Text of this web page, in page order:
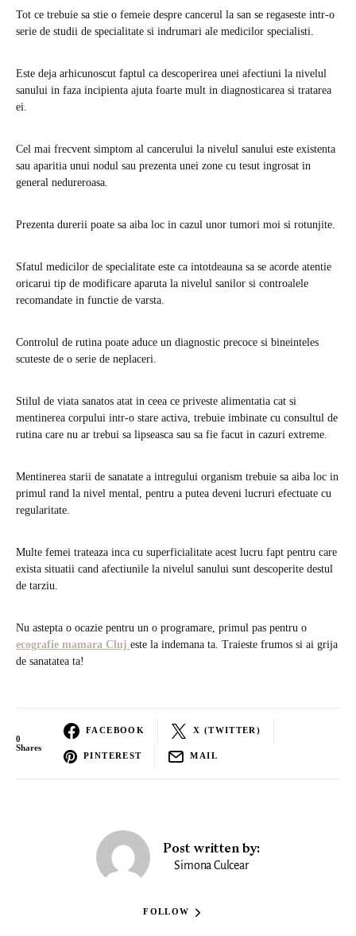
Tot ce trebuie sa stie o femeie despre cancerul la san se regaseste intr-o
serie de studii de specialitate si indrumari ale medicilor specialisti.
Este deja arhicunoscut faptul ca descoperirea unei afectiuni la nivelul
sanului in faza incipienta ajuta foarte mult in diagnosticarea si tratarea
ei.
Cel mai frecvent simptom al cancerului la nivelul sanului este existenta
sau aparitia unui nodul sau prezenta unei zone cu tesut ingrosat in
general nedureroasa.
Prezenta durerii poate sa aiba loc in cazul unor tumori moi si rotunjite.
Sfatul medicilor de specialitate este ca intotdeauna sa se acorde atentie
oricarui tip de modificare aparuta la nivelul sanilor si controalele
recomandate in functie de varsta.
Controlul de rutina poate aduce un diagnostic precoce si bineinteles
scuteste de o serie de neplaceri.
Stilul de viata sanatos atat in ceea ce priveste alimentatia cat si
mentinerea corpului intr-o stare activa, trebuie imbinate cu consultul de
rutina care nu ar trebui sa lipseasca sau sa fie facut in cazuri extreme.
Mentinerea starii de sanatate a intregului organism trebuie sa aiba loc in
primul rand la nivel mental, pentru a putea deveni lucruri efectuate cu
regularitate.
Multe femei trateaza inca cu superficialitate acest lucru fapt pentru care
exista situatii cand afectiunile la nivelul sanului sunt descoperite destul
de tarziu.
Nu astepta o ocazie pentru un o programare, primul pas pentru o
ecografie mamara Cluj este la indemana ta. Traieste frumos si ai grija
de sanatatea ta!
0
Shares
FACEBOOK X (TWITTER)
PINTEREST MAIL
Post written by:
Simona Culcear
FOLLOW